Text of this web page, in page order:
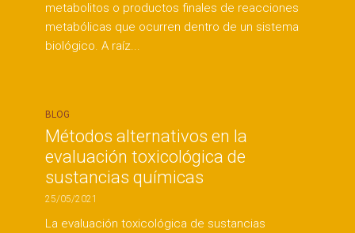
metabolitos o productos finales de reacciones
metabólicas que ocurren dentro de un sistema
biológico. A raíz...
BLOG
Métodos alternativos en la
evaluación toxicológica de
sustancias químicas
25/05/2021
La evaluación toxicológica de sustancias